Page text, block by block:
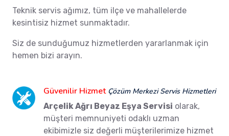
Teknik servis ağımız, tüm ilçe ve mahallelerde
kesintisiz hizmet sunmaktadır.
Siz de sunduğumuz hizmetlerden yararlanmak için
hemen bizi arayın.
Güvenilir Hizmet Çözüm Merkezi Servis Hizmetleri
Arçelik Ağrı Beyaz Eşya Servisi olarak,
müşteri memnuniyeti odaklı uzman
ekibimizle siz değerli müşterilerimize hizmet